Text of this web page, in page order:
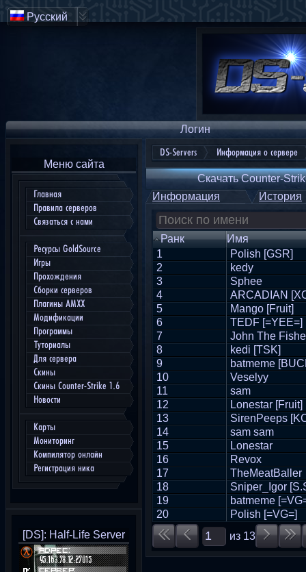
Логин
Меню сайта
Главная
Правила серверов
Связаться с нами
Ресурсы GoldSource
Игры
Прохождения
Сборки серверов
Плагины AMXX
Модификации
Программы
Туториалы
Для сервера
Скины
Скины Counter-Strike 1.6
Новости
Карты
Мониторинг
Компилятор онлайн
Регистрация ника
[DS]: Half-Life Server
DS-Servers Информация о сервере
Скачать Counter-
Информация
История
Ранк
Имя
1
Polish [GSR]
2
kedy
3
Sphee
4
ARCADIAN
5
Mango [Fruit]
6
TEDF [=YEE=]
7
John The
8
kedi [TSK]
9
batmeme
10
Veselyy
11
sam
12
Lonestar [Fruit]
13
SirenPeeps
14
sam sam
15
Lonestar
16
Revox
17
TheMeatBaller
18
Sniper_Igor
19
batmeme
20
Polish [=VG=]
из 13
Русский